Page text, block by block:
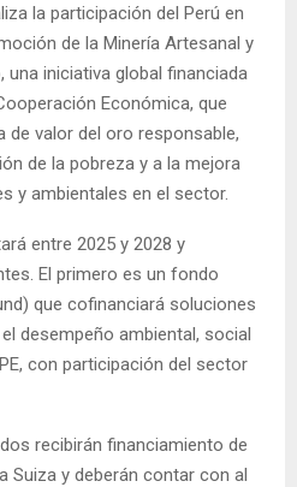
la participación del Perú en
de la Minería Artesanal y
una iniciativa global financiada
Económica, que
valor del oro responsable,
de la pobreza y a la mejora
y ambientales en el sector.
entre 2025 y 2028 y
El primero es un fondo
que cofinanciará soluciones
desempeño ambiental, social
con participación del sector
recibirán financiamiento de
Suiza y deberán contar con al